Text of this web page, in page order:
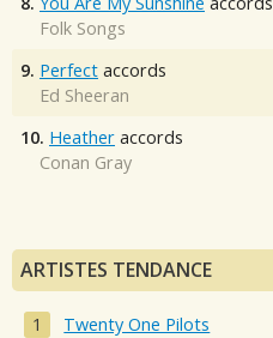
Folk Songs
9. Perfect accords
Ed Sheeran
10. Heather accords
Conan Gray
ARTISTES TENDANCE
Twenty One Pilots